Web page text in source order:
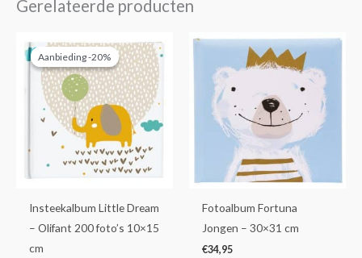
Gerelateerde producten
Aanbieding -20%
Aanbieding -20%
Insteekalbum Little Dream
– Olifant 200 foto’s 10×15
cm
prijs
was:
€14,95.
prijs
is:
€11,95.
Fotoalbum Fortuna
Jongen – 30×31 cm
€34,95